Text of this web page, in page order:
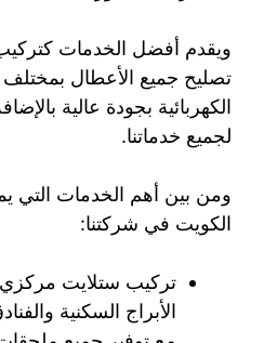
ويقدم أفضل الخدمات
تصليح جميع الأعطال بمختلف
الكهربائية بجودة عالية
لجميع خدماتنا.
ومن بين أهم الخدمات التي
الكويت في شركتنا:
تركيب ستلايت
الأبراج السكنية